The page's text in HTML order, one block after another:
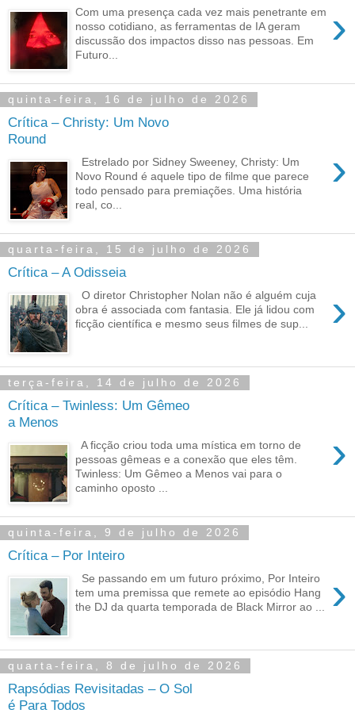
›
Com uma presença cada vez mais penetrante em
nosso cotidiano, as ferramentas de IA geram
discussão dos impactos disso nas pessoas. Em
Futuro...
quinta-feira, 16 de julho de 2026
Crítica – Christy: Um Novo
Round
›
Estrelado por Sidney Sweeney, Christy: Um
Novo Round é aquele tipo de filme que parece
todo pensado para premiações. Uma história
real, co...
quarta-feira, 15 de julho de 2026
Crítica – A Odisseia
›
O diretor Christopher Nolan não é alguém cuja
obra é associada com fantasia. Ele já lidou com
ficção científica e mesmo seus filmes de sup...
terça-feira, 14 de julho de 2026
Crítica – Twinless: Um Gêmeo
a Menos
›
A ficção criou toda uma mística em torno de
pessoas gêmeas e a conexão que eles têm.
Twinless: Um Gêmeo a Menos vai para o
caminho oposto ...
quinta-feira, 9 de julho de 2026
Crítica – Por Inteiro
›
Se passando em um futuro próximo, Por Inteiro
tem uma premissa que remete ao episódio Hang
the DJ da quarta temporada de Black Mirror ao ...
quarta-feira, 8 de julho de 2026
Rapsódias Revisitadas – O Sol
é Para Todos